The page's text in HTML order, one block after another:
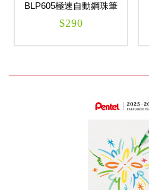
BLP605極速自動鋼珠筆
0.5mm ENERGEL
$290